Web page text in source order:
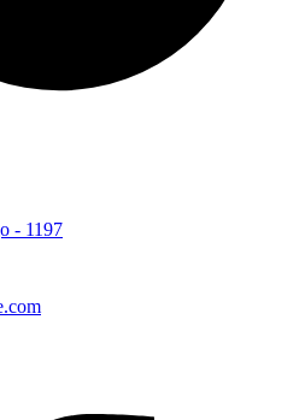
- 1197